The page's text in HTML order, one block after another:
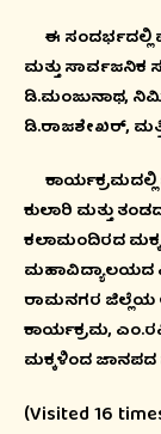
ಈ ಸಂದರ್ಭದಲ್ಲಿ
ಮತ್ತು
ಡಿ.ಮಂಜುನಾಥ,
ಡಿ.ರಾಜಶೇಖರ್,
ಕಾರ್ಯಕ್ರಮದಲ್ಲಿ
ಕುಲಾರಿ ಮತ್ತು
ಕಲಾಮಂದಿರದ
ಮಹಾವಿದ್ಯಾಲಯದ
ರಾಮನಗರ ಜಿಲ್ಲೆಯ
ಕಾರ್ಯಕ್ರಮ,
ಮಕ್ಕಳಿಂದ ಜಾನಪದ
(Visited 16